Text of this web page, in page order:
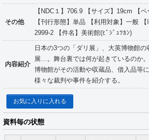
その他
【NDC１】706.9 【サイズ】19cm 【
【刊行形態】単品 【利用対象】一般
2999-2 【件名】美術館(ﾋﾞｼﾞｭﾂｶﾝ)
内容紹介
日本の3つの「ダリ展」、大英博物館
展…。舞台裏では何が起きているのか
博物館がその活動や収蔵品、借入品等
様々な裁判や事件を紹介する。
お気に入りに入れる
資料毎の状態